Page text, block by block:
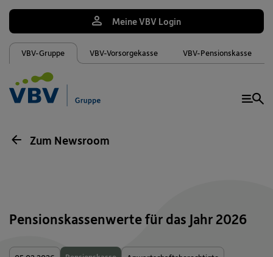
VBV-Gruppe VBV-Vorsorgekasse VBV-Pensionskasse
Meine VBV Login
Zum Newsroom
Pensionskassenwerte für das Jahr 2026